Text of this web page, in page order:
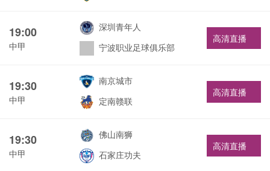
19:00
中甲
深圳青年人
宁波职业足球俱乐部
高清直播
19:30
中甲
南京城市
定南赣联
高清直播
19:30
中甲
佛山南狮
石家庄功夫
高清直播